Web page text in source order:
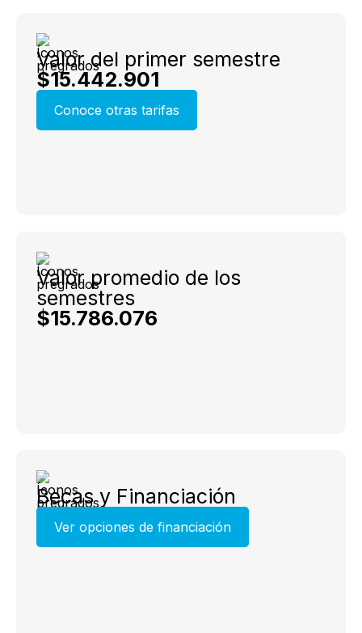
Valor del primer semestre
$15.442.901
Conoce otras tarifas
Valor promedio de los
semestres
$15.786.076
Becas y Financiación
Ver opciones de financiación